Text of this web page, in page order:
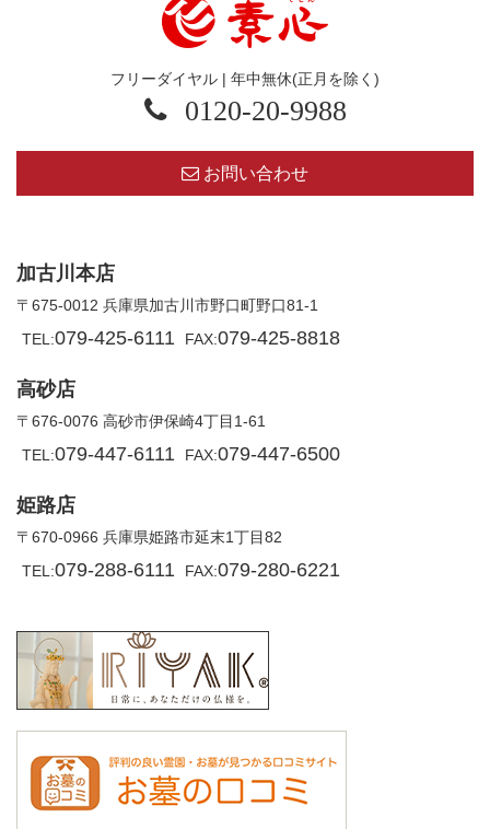
フリーダイヤル | 年中無休(正月を除く)
0120-20-9988
お問い合わせ
加古川本店
〒675-0012 兵庫県加古川市野口町野口81-1
TEL:079-425-6111 FAX:079-425-8818
高砂店
〒676-0076 高砂市伊保崎4丁目1-61
TEL:079-447-6111 FAX:079-447-6500
姫路店
〒670-0966 兵庫県姫路市延末1丁目82
TEL:079-288-6111 FAX:079-280-6221